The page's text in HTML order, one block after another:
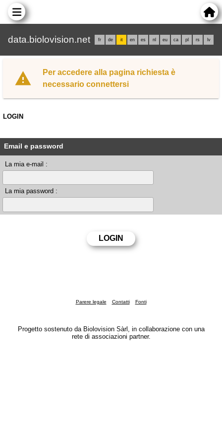
data.biolovision.net fr de it en es nl eu ca pl rs lv
Per accedere alla pagina richiesta è
necessario connettersi
LOGIN
Email e password
La mia e-mail :
La mia password :
Parere legale Contatti Fonti
Progetto sostenuto da Biolovision Sàrl, in collaborazione con una
rete di associazioni partner.